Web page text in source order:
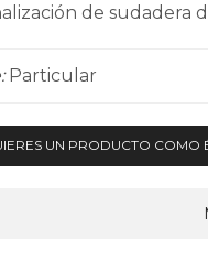
de sudadera
Particular
UN PRODUCTO COMO